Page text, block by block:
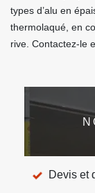
types d’alu en
thermolaqué, en
rive. Contactez-le
Devis et